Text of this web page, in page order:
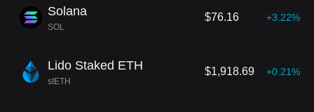
Solana
SOL
$76.16 +3.22%
Lido Staked ETH
stETH
$1,918.69 +0.21%